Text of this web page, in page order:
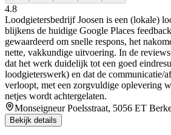
4.8
Loodgietersbedrijf Joosen is een (lokale)
blijkens de huidige Google Places
gewaardeerd om snelle respons, het
nette, vakkundige uitvoering. In de
dat het werk duidelijk tot een goed
loodgieterswerk) en dat de communicatie/
verloopt, met een zorgvuldige oplevering
netjes wordt achtergelaten.
Monseigneur Poelsstraat, 5056 ET
Bekijk details